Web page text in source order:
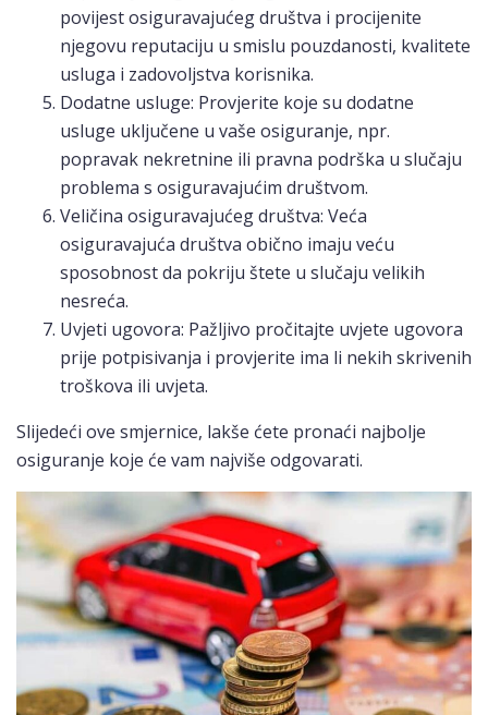
povijest osiguravajućeg društva i procijenite
njegovu reputaciju u smislu pouzdanosti, kvalitete
usluga i zadovoljstva korisnika.
Dodatne usluge: Provjerite koje su dodatne
usluge uključene u vaše osiguranje, npr.
popravak nekretnine ili pravna podrška u slučaju
problema s osiguravajućim društvom.
Veličina osiguravajućeg društva: Veća
osiguravajuća društva obično imaju veću
sposobnost da pokriju štete u slučaju velikih
nesreća.
Uvjeti ugovora: Pažljivo pročitajte uvjete ugovora
prije potpisivanja i provjerite ima li nekih skrivenih
troškova ili uvjeta.
Slijedeći ove smjernice, lakše ćete pronaći najbolje
osiguranje koje će vam najviše odgovarati.